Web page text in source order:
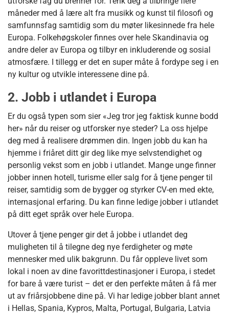
måneder med å lære alt fra musikk og kunst til filosofi og
samfunnsfag samtidig som du møter likesinnede fra hele
Europa. Folkehøgskoler finnes over hele Skandinavia og
andre deler av Europa og tilbyr en inkluderende og sosial
atmosfære. I tillegg er det en super måte å fordype seg i en
ny kultur og utvikle interessene dine på.
2. Jobb i utlandet i Europa
Er du også typen som sier «Jeg tror jeg faktisk kunne bodd
her» når du reiser og utforsker nye steder? La oss hjelpe
deg med å realisere drømmen din. Ingen jobb du kan ha
hjemme i friåret ditt gir deg like mye selvstendighet og
personlig vekst som en jobb i utlandet. Mange unge finner
jobber innen hotell, turisme eller salg for å tjene penger til
reiser, samtidig som de bygger og styrker CV-en med ekte,
internasjonal erfaring. Du kan finne ledige jobber i utlandet
på ditt eget språk over hele Europa.
Utover å tjene penger gir det å jobbe i utlandet deg
muligheten til å tilegne deg nye ferdigheter og møte
mennesker med ulik bakgrunn. Du får oppleve livet som
lokal i noen av dine favorittdestinasjoner i Europa, i stedet
for bare å være turist – det er den perfekte måten å få mer
ut av friårsjobbene dine på. Vi har ledige jobber blant annet
i Hellas, Spania, Kypros, Malta, Portugal, Bulgaria, Latvia